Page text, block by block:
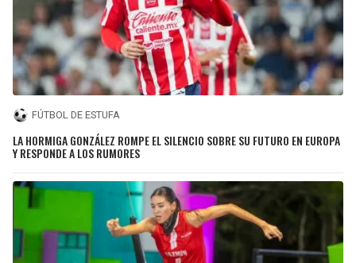
FÚTBOL DE ESTUFA
LA HORMIGA GONZÁLEZ ROMPE EL SILENCIO SOBRE SU FUTURO EN EUROPA
Y RESPONDE A LOS RUMORES